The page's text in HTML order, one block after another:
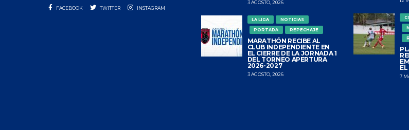
FACEBOOK TWITTER INSTAGRAM
3 AGOSTO, 2026
LA LIGA
NOTICIAS
PORTADA
REPECHAJE
MARATHÓN RECIBE AL
CLUB INDEPENDIENTE EN
EL CIERRE DE LA JORNADA 1
DEL TORNEO APERTURA
2026-2027
3 AGOSTO, 2026 7